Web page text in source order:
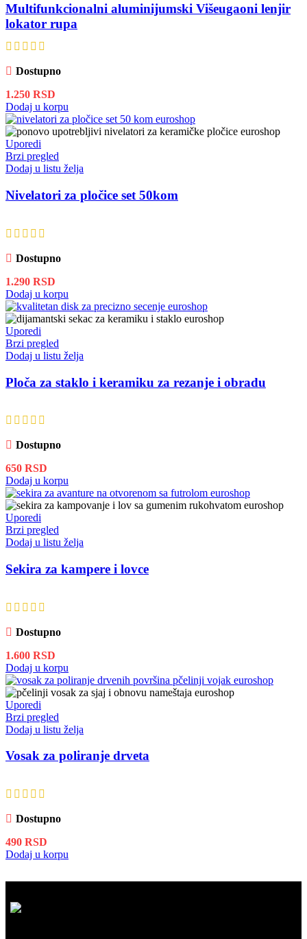
Multifunkcionalni aluminijumski Višeugaoni lenjir
lokator rupa
Dostupno
1.250 RSD
Dodaj u korpu
Uporedi
Brzi pregled
Dodaj u listu želja
Nivelatori za pločice set 50kom
Dostupno
1.290 RSD
Dodaj u korpu
Uporedi
Brzi pregled
Dodaj u listu želja
Ploča za staklo i keramiku za rezanje i obradu
Dostupno
650 RSD
Dodaj u korpu
Uporedi
Brzi pregled
Dodaj u listu želja
Sekira za kampere i lovce
Dostupno
1.600 RSD
Dodaj u korpu
Uporedi
Brzi pregled
Dodaj u listu želja
Vosak za poliranje drveta
Dostupno
490 RSD
Dodaj u korpu